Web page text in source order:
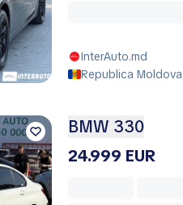
InterAuto.md
Republica Moldova
BMW 330
24.999 EUR